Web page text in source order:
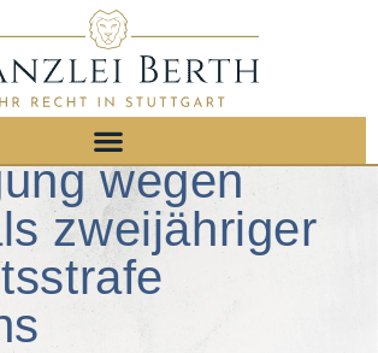
wegen
zweijähriger